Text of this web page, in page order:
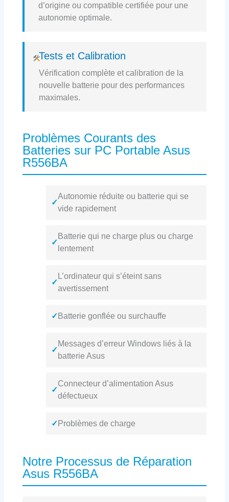
d’origine ou compatible certifiée pour une
autonomie optimale.
Tests et Calibration
Vérification complète et calibration de la
nouvelle batterie pour des performances
maximales.
Problèmes Courants des
Batteries sur PC Portable Asus
R556BA
✓
Autonomie réduite ou batterie qui se
vide rapidement
✓
Batterie qui ne charge plus ou charge
lentement
✓
L’ordinateur qui s’éteint sans
avertissement
✓ Batterie gonflée ou surchauffe
✓
Messages d’erreur Windows liés à la
batterie Asus
✓
Connecteur d’alimentation Asus
défectueux
✓ Problèmes de charge
Notre Processus de Réparation
Asus R556BA